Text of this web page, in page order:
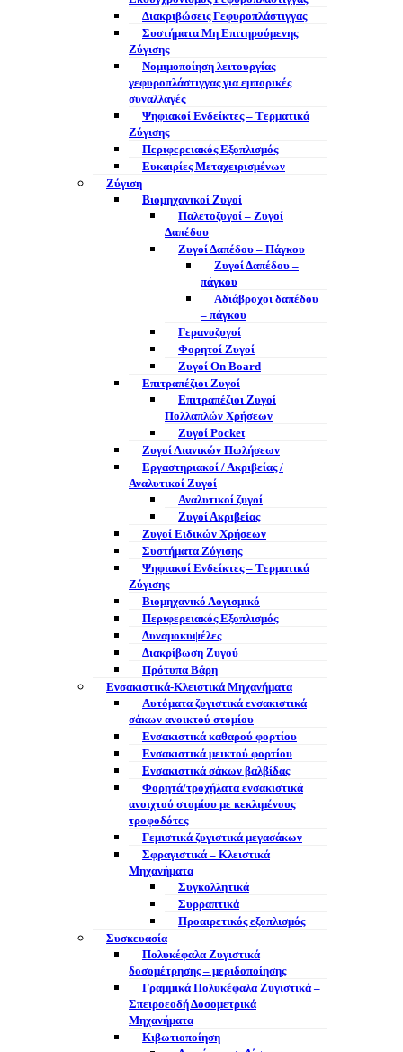
Διακριβώσεις Γεφυροπλάστιγγας
Συστήματα Μη Επιτηρούμενης
Ζύγισης
Νομιμοποίηση λειτουργίας
γεφυροπλάστιγγας για εμπορικές
συναλλαγές
Ψηφιακοί Ενδείκτες – Tερματικά
Ζύγισης
Περιφερειακός Εξοπλισμός
Ευκαιρίες Μεταχειρισμένων
Ζύγιση
Βιομηχανικοί Ζυγοί
Παλετοζυγοί – Ζυγοί
Δαπέδου
Ζυγοί Δαπέδου – Πάγκου
Ζυγοί Δαπέδου –
πάγκου
Αδιάβροχοι δαπέδου
– πάγκου
Γερανοζυγοί
Φορητοί Ζυγοί
Ζυγοί On Board
Επιτραπέζιοι Ζυγοί
Επιτραπέζιοι Ζυγοί
Πολλαπλών Χρήσεων
Ζυγοί Pocket
Ζυγοί Λιανικών Πωλήσεων
Εργαστηριακοί / Ακριβείας /
Αναλυτικοί Ζυγοί
Αναλυτικοί ζυγοί
Ζυγοί Ακριβείας
Ζυγοί Ειδικών Χρήσεων
Συστήματα Ζύγισης
Ψηφιακοί Ενδείκτες – Tερματικά
Ζύγισης
Βιομηχανικό Λογισμικό
Περιφερειακός Εξοπλισμός
Δυναμοκυψέλες
Διακρίβωση Ζυγού
Πρότυπα Βάρη
Ενσακιστικά-Κλειστικά Μηχανήματα
Αυτόματα ζυγιστικά ενσακιστικά
σάκων ανοικτού στομίου
Ενσακιστικά καθαρού φορτίου
Ενσακιστικά μεικτού φορτίου
Eνσακιστικά σάκων βαλβίδας
Φορητά/τροχήλατα ενσακιστικά
ανοιχτού στομίου με κεκλιμένους
τροφοδότες
Γεμιστικά ζυγιστικά μεγασάκων
Σφραγιστικά – Κλειστικά
Μηχανήματα
Συγκολλητικά
Συρραπτικά
Προαιρετικός εξοπλισμός
Συσκευασία
Πολυκέφαλα Ζυγιστικά
δοσομέτρησης – μεριδοποίησης
Γραμμικά Πολυκέφαλα Ζυγιστικά –
Σπειροεοδή Δοσομετρικά
Μηχανήματα
Κιβωτιοποίηση